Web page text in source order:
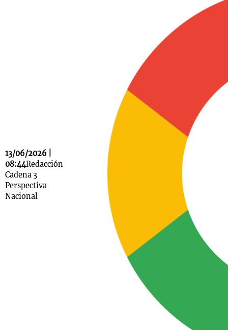
13/06/2026 |
08:44Redacción
Cadena 3
Perspectiva
Nacional
Cadena 3